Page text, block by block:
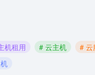
机租用 # 云主机 # 云